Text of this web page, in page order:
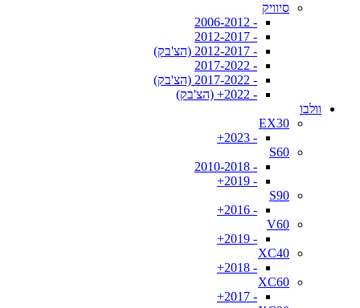
סיוויק
- 2006-2012
- 2012-2017
- 2012-2017 (הצ'בק)
- 2017-2022
- 2017-2022 (הצ'בק)
- 2022+ (הצ'בק)
וולבו
EX30
- 2023+
S60
- 2010-2018
- 2019+
S90
- 2016+
V60
- 2019+
XC40
- 2018+
XC60
- 2017+